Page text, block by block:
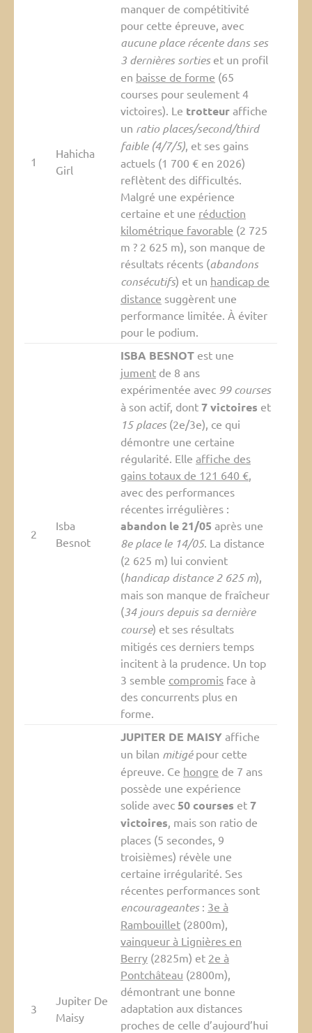
1
Hahicha
Girl
manquer de compétitivité
pour cette épreuve, avec
aucune place récente dans ses
3 dernières sortieset un profil
en baisse de forme (65
courses pour seulement 4
victoires). Le trotteuraffiche
un ratio places/second/third
faible (4/7/5), et ses gains
actuels (1 700 € en 2026)
reflètent des difficultés.
Malgré une expérience
certaine et une réduction
kilométrique favorable (2 725
m ? 2 625 m), son manque de
résultats récents (abandons
consécutifs) et un handicap de
distance suggèrent une
performance limitée. À éviter
pour le podium.
2
Isba
Besnot
ISBA BESNOTest une
jumentde 8 ans
expérimentée avec 99 courses
à son actif, dont 7 victoires et
15 places(2e/3e), ce qui
démontre une certaine
régularité. Elle affiche des
gains totaux de 121 640 €,
avec des performances
récentes irrégulières :
abandon le 21/05 après une
8e place le 14/05. La distance
(2 625 m) lui convient
(handicap distance 2 625 m),
mais son manque de fraîcheur
(34 jours depuis sa dernière
course) et ses résultats
mitigés ces derniers temps
incitent à la prudence. Un top
3 semble compromisface à
des concurrents plus en
forme.
3
Jupiter De
Maisy
JUPITER DE MAISYaffiche
un bilan mitigépour cette
épreuve. Ce hongre de 7 ans
possède une expérience
solide avec 50 courses et 7
victoires, mais son ratio de
places (5 secondes, 9
troisièmes) révèle une
certaine irrégularité. Ses
récentes performances sont
encourageantes: 3e à
Rambouillet(2800m),
vainqueur à Lignières en
Berry(2825m) et 2e à
Pontchâteau (2800m),
démontrant une bonne
adaptation aux distances
proches de celle d’aujourd’hui